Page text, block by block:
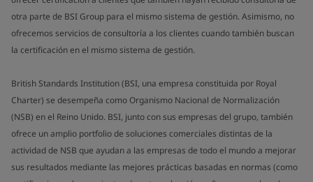
otra parte de BSI Group para el mismo sistema de gestión. Asimismo, no
ofrecemos servicios de consultoría a los clientes cuando también buscan
la certificación en el mismo sistema de gestión.
British Standards Institution (BSI, una empresa constituida por Royal
Charter) se desempeña como Organismo Nacional de Normalización
(NSB) en el Reino Unido. BSI, junto con sus empresas del grupo, también
ofrece un amplio portfolio de soluciones comerciales distintas de la
actividad de NSB que ayudan a las empresas de todo el mundo a mejorar
sus resultados mediante las mejores prácticas basadas en normas (como